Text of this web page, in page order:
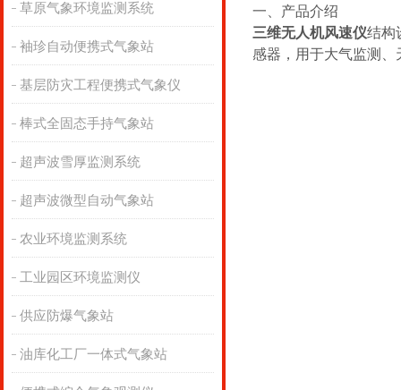
草原气象环境监测系统
袖珍自动便携式气象站
基层防灾工程便携式气象仪
棒式全固态手持气象站
超声波雪厚监测系统
超声波微型自动气象站
农业环境监测系统
工业园区环境监测仪
供应防爆气象站
油库化工厂一体式气象站
一、产品介绍
三维无人机风速仪结构
感器，用于大气监测